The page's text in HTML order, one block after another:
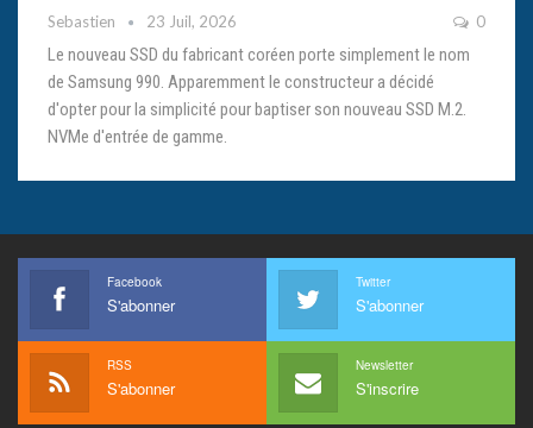
Sebastien 23 Juil, 2026 0
Le nouveau SSD du fabricant coréen porte simplement le nom
de Samsung 990. Apparemment le constructeur a décidé
d'opter pour la simplicité pour baptiser son nouveau SSD M.2.
NVMe d'entrée de gamme.
Facebook
S'abonner
Twitter
S'abonner
RSS
S'abonner
Newsletter
S'inscrire